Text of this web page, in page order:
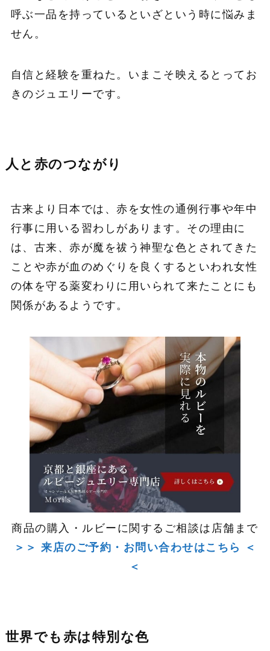
呼ぶ一品を持っているといざという時に悩みま
せん。
自信と経験を重ねた。いまこそ映えるとってお
きのジュエリーです。
人と赤のつながり
古来より日本では、赤を女性の通例行事や年中
行事に用いる習わしがあります。その理由に
は、古来、赤が魔を祓う神聖な色とされてきた
ことや赤が血のめぐりを良くするといわれ女性
の体を守る薬変わりに用いられて来たことにも
関係があるようです。
商品の購入・ルビーに関するご相談は店舗まで
＞＞ 来店のご予約・お問い合わせはこちら ＜
＜
世界でも赤は特別な色